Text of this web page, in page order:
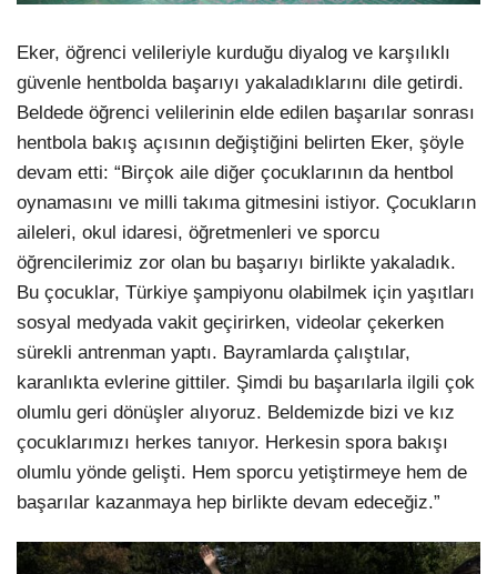
Eker, öğrenci velileriyle kurduğu diyalog ve karşılıklı
güvenle hentbolda başarıyı yakaladıklarını dile getirdi.
Beldede öğrenci velilerinin elde edilen başarılar sonrası
hentbola bakış açısının değiştiğini belirten Eker, şöyle
devam etti: “Birçok aile diğer çocuklarının da hentbol
oynamasını ve milli takıma gitmesini istiyor. Çocukların
aileleri, okul idaresi, öğretmenleri ve sporcu
öğrencilerimiz zor olan bu başarıyı birlikte yakaladık.
Bu çocuklar, Türkiye şampiyonu olabilmek için yaşıtları
sosyal medyada vakit geçirirken, videolar çekerken
sürekli antrenman yaptı. Bayramlarda çalıştılar,
karanlıkta evlerine gittiler. Şimdi bu başarılarla ilgili çok
olumlu geri dönüşler alıyoruz. Beldemizde bizi ve kız
çocuklarımızı herkes tanıyor. Herkesin spora bakışı
olumlu yönde gelişti. Hem sporcu yetiştirmeye hem de
başarılar kazanmaya hep birlikte devam edeceğiz.”